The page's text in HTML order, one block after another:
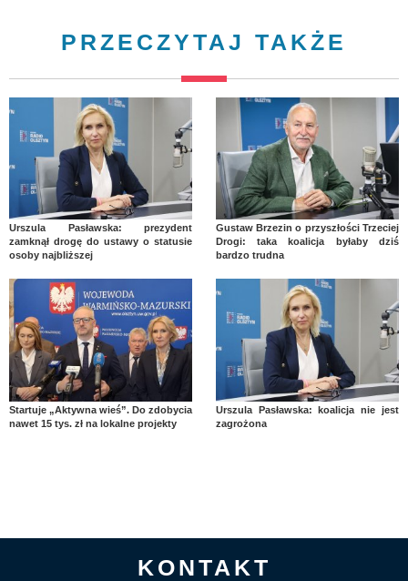
PRZECZYTAJ TAKŻE
Urszula Pasławska: prezydent
zamknął drogę do ustawy o statusie
osoby najbliższej
Gustaw Brzezin o przyszłości Trzeciej
Drogi: taka koalicja byłaby dziś
bardzo trudna
Startuje „Aktywna wieś”. Do zdobycia
nawet 15 tys. zł na lokalne projekty
Urszula Pasławska: koalicja nie jest
zagrożona
KONTAKT